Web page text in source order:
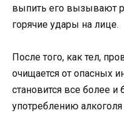
выпить его вызывают
горячие удары на лице.
После того, как тел,
очищается от опасных
становится все более
употреблению